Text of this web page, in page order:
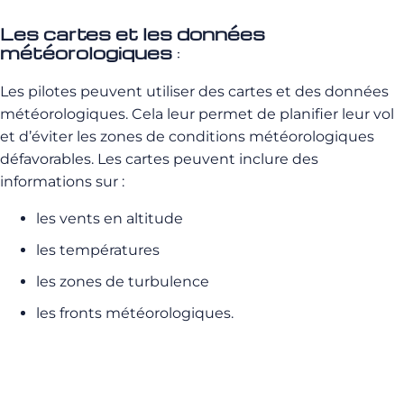
Les cartes et les données
météorologiques :
Les pilotes peuvent utiliser des cartes et des données
météorologiques. Cela leur permet de planifier leur vol
et d’éviter les zones de conditions météorologiques
défavorables. Les cartes peuvent inclure des
informations sur :
les vents en altitude
les températures
les zones de turbulence
les fronts météorologiques.